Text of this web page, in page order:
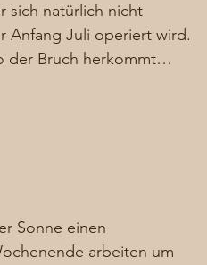
sich natürlich nicht
Anfang Juli operiert wird.
der Bruch herkommt…
Sonne einen
arbeiten um